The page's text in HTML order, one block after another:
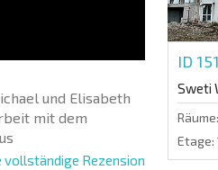
und Elisabeth
mit dem
vollständige Rezension
ID
Sweti
Räume:
Etage: